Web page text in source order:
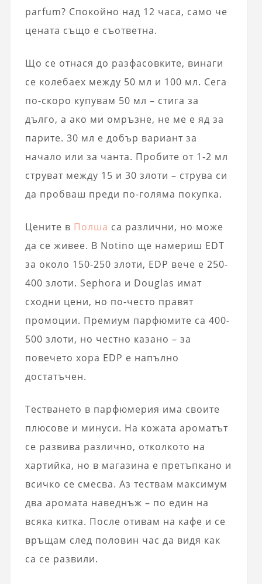
parfum? Спокойно над 12 часа, само че
цената също е съответна.
Що се отнася до разфасовките, винаги
се колебаех между 50 мл и 100 мл. Сега
по-скоро купувам 50 мл – стига за
дълго, а ако ми омръзне, не ме е яд за
парите. 30 мл е добър вариант за
начало или за чанта. Пробите от 1-2 мл
струват между 15 и 30 злоти – струва си
да пробваш преди по-голяма покупка.
Цените в Полша са различни, но може
да се живее. В Notino ще намериш EDT
за около 150-250 злоти, EDP вече е 250-
400 злоти. Sephora и Douglas имат
сходни цени, но по-често правят
промоции. Премиум парфюмите са 400-
500 злоти, но честно казано – за
повечето хора EDP е напълно
достатъчен.
Тестването в парфюмерия има своите
плюсове и минуси. На кожата ароматът
се развива различно, отколкото на
хартийка, но в магазина е претъпкано и
всичко се смесва. Аз тествам максимум
два аромата наведнъж – по един на
всяка китка. После отивам на кафе и се
връщам след половин час да видя как
са се развили.